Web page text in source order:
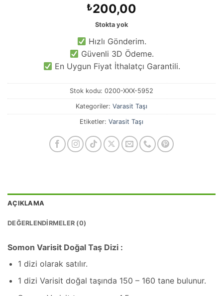
₺200,00
Stokta yok
Hızlı Gönderim.
Güvenli 3D Ödeme.
En Uygun Fiyat İthalatçı Garantili.
Stok kodu: 0200-XXX-5952
Kategoriler: Varasit Taşı
Etiketler: Varasit Taşı
AÇIKLAMA
DEĞERLENDIRMELER (0)
Somon Varisit Doğal Taş Dizi :
1 dizi olarak satılır.
1 dizi Varisit doğal taşında 150 – 160 tane bulunur.